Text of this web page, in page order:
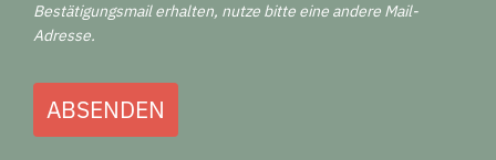
Bestätigungsmail erhalten, nutze bitte eine andere Mail-
Adresse.
ABSENDEN